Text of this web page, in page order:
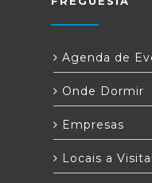
Agenda de
Onde Dormir
Empresas
Locais a